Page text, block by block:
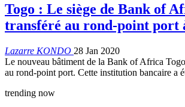
Togo : Le siège de Bank of
transféré au rond-point port
Lazarre KONDO 28 Jan 2020
Le nouveau bâtiment de la Bank of Africa
au rond-point port. Cette institution bancaire a
trending now